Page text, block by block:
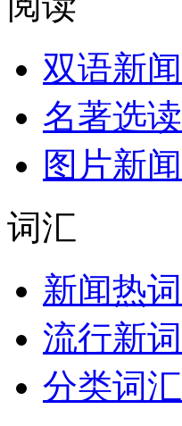
双语新闻
名著选读
图片新闻
词汇
新闻热词
流行新词
分类词汇